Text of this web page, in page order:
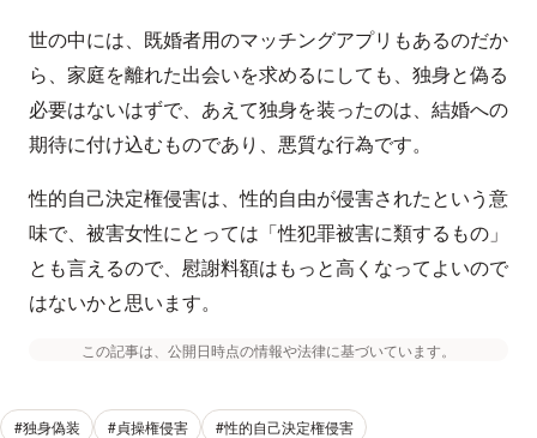
世の中には、既婚者用のマッチングアプリもあるのだか
ら、家庭を離れた出会いを求めるにしても、独身と偽る
必要はないはずで、あえて独身を装ったのは、結婚への
期待に付け込むものであり、悪質な行為です。
性的自己決定権侵害は、性的自由が侵害されたという意
味で、被害女性にとっては「性犯罪被害に類するもの」
とも言えるので、慰謝料額はもっと高くなってよいので
はないかと思います。
この記事は、公開日時点の情報や法律に基づいています。
#独身偽装 #貞操権侵害 #性的自己決定権侵害